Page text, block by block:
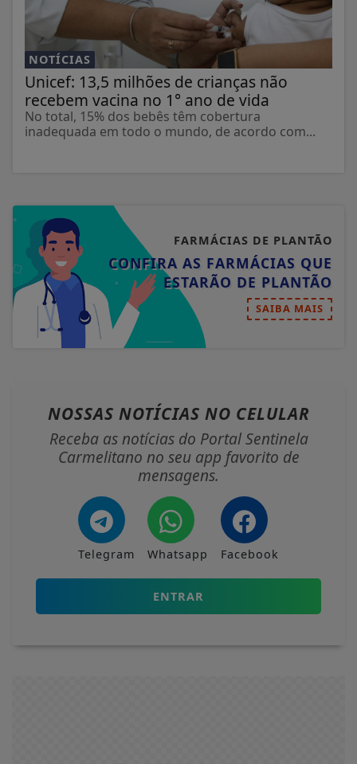
NOTÍCIAS
Unicef: 13,5 milhões de crianças não
recebem vacina no 1° ano de vida
No total, 15% dos bebês têm cobertura
inadequada em todo o mundo, de acordo com...
FARMÁCIAS DE PLANTÃO
CONFIRA AS FARMÁCIAS QUE
ESTARÃO DE PLANTÃO
SAIBA MAIS
NOSSAS NOTÍCIAS NO CELULAR
Receba as notícias do Portal Sentinela
Carmelitano no seu app favorito de
mensagens.
Telegram Whatsapp Facebook
ENTRAR